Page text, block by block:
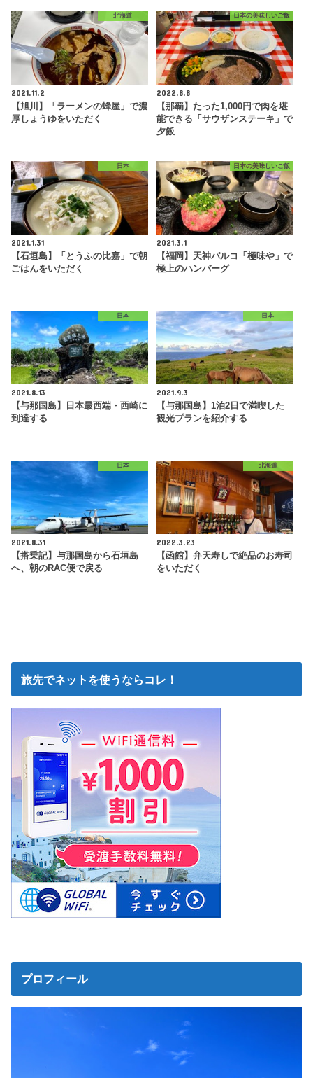
北海道
2021.11.2
【旭川】「ラーメンの蜂屋」で濃
厚しょうゆをいただく
日本の美味しいご飯
2022.8.8
【那覇】たった1,000円で肉を堪
能できる「サウザンステーキ」で
夕飯
日本
2021.1.31
【石垣島】「とうふの比嘉」で朝
ごはんをいただく
日本の美味しいご飯
2021.3.1
【福岡】天神パルコ「極味や」で
極上のハンバーグ
日本
2021.8.13
【与那国島】日本最西端・西崎に
到達する
日本
2021.9.3
【与那国島】1泊2日で満喫した
観光プランを紹介する
日本
2021.8.31
【搭乗記】与那国島から石垣島
へ、朝のRAC便で戻る
北海道
2022.3.23
【函館】弁天寿しで絶品のお寿司
をいただく
旅先でネットを使うならコレ！
プロフィール